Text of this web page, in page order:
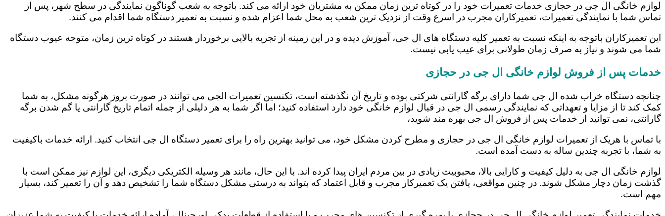
لوازم خانگی ال جی در حجازی خدمات تعمیرات خود را در کوتاه ترین زمان ممکن به مشتریان خود ارائه می کند. باتوجه به شعب گوناگون نمایندگی در سطح شهر، پس از
تماس شما با نمایندگی تعمیرات، تعمیرکاران مجرب در اسرع وقت از نزدیک ترین شعب به محل شما اعزام شده و نسبت به تعمیر دستگاه شما اقدام می کنند.
این تعمیرکاران باتوجه به اینکه نسبت به تعمیر کلیه دستگاه های ال جی، آموزش دیده و در این زمینه از تجربه بالایی برخوردار هستند در کوتاه ترین زمان، متوجه عیوب دستگاه
شما می شوند و نیاز به صرف زمان طولانی برای عیب یابی نیست.
خدمات پس از فروش لوازم خانگی ال جی در حجازی
چنانچه دستگاه خراب شده ال جی شما دارای برگه گارانتی شرکتی بوده و تاریخ آن نگذشته است، تکنسین تعمیرات الجی می توانند در صورت بروز هرگونه مشکل، به شما
کمک کند تا از مزایا و تعهداتی که نمایندگی رسمی ال جی در قبال لوازم خانگی خود دارد استفاده کنید؛ اما اگر شما به هر دلیلی از جمله اتمام تاریخ گارانتی یا گم شدن برگه
گارانتی، نمی توانید از خدمات پس از فروش ال جی بهره مند شوید،
با تماس با هریک از تعمیرات لوازم خانگی ال جی در حجازی و مطرح کردن مشکل خود، می توانید بهترین راه را برای تعمیر دستگاه ال جی انتخاب کنید. ارائه خدمات باکیفیت
به شما، با تجربه چندین ساله به دست آمده است.
لوازم خانگی ال جی به دلیل کیفیت و کارایی بالا، محبوبیت زیادی در بین مردم ایران پیدا کرده اند. با این حال، مانند هر وسیله الکتریکی دیگری، این لوازم نیز ممکن است با
گذشت زمان دچار مشکل شوند. در چنین مواقعی، یافتن یک تعمیرکار مجرب و قابل اعتماد که بتواند به درستی مشکل دستگاه شما را تشخیص دهد و آن را تعمیر کند، بسیار
مهم است.